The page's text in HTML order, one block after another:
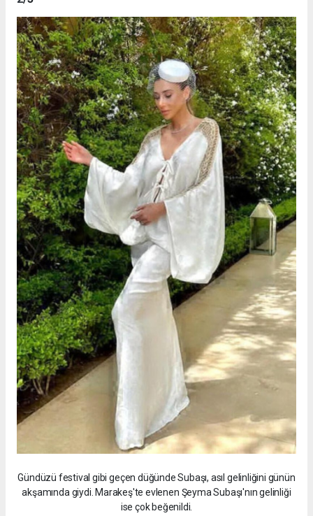
Gündüzü festival gibi geçen düğünde Subaşı, asıl gelinliğini günün
akşamında giydi. Marakeş'te evlenen Şeyma Subaşı'nın gelinliği
ise çok beğenildi.